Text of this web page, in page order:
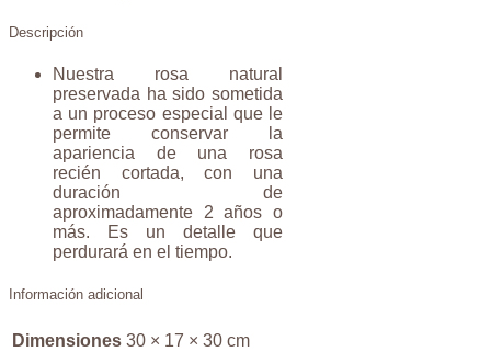
Descripción
Nuestra rosa natural
preservada ha sido sometida
a un proceso especial que le
permite conservar la
apariencia de una rosa
recién cortada, con una
duración de
aproximadamente 2 años o
más. Es un detalle que
perdurará en el tiempo.
Información adicional
Dimensiones 30 × 17 × 30 cm